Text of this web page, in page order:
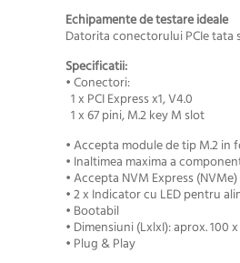
Echipamente de testare ideale
Datorita conectorului PCIe tata
Specificatii:
• Conectori:
1 x PCI Express x1, V4.0
1 x 67 pini, M.2 key M slot
• Accepta module de tip M.2 in
• Inaltimea maxima a
• Accepta NVM Express (NVMe)
• 2 x Indicator cu LED pentru
• Bootabil
• Dimensiuni (LxlxI): aprox. 100
• Plug & Play